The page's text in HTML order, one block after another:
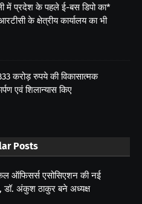
में प्रदेश के पहले ई-बस डिपो का*
के क्षेत्रीय कार्यालय का भी
करोड़ रुपये की विकासात्मक
एवं शिलान्यास किए
Posts
ऑफिसर्स एसोसिएशन की नई
डॉ. अंकुश ठाकुर बने अध्यक्ष